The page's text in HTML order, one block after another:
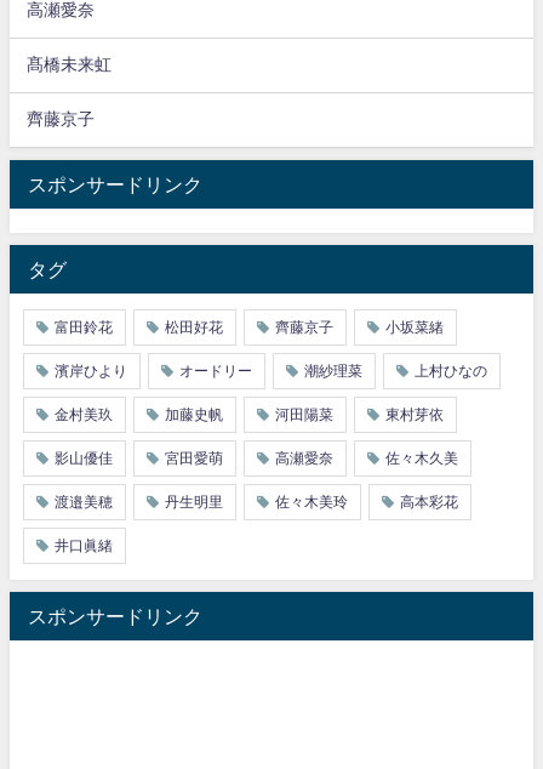
高瀬愛奈
髙橋未来虹
齊藤京子
スポンサードリンク
タグ
富田鈴花 松田好花 齊藤京子 小坂菜緒
濱岸ひより オードリー 潮紗理菜 上村ひなの
金村美玖 加藤史帆 河田陽菜 東村芽依
影山優佳 宮田愛萌 高瀬愛奈 佐々木久美
渡邉美穂 丹生明里 佐々木美玲 高本彩花
井口眞緒
スポンサードリンク